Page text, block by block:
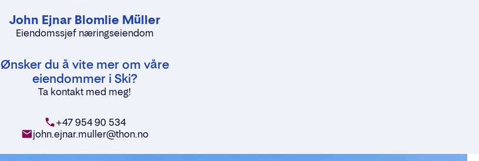
Ønsker du å vite mer om våre
eiendommer i Ski?
Ta kontakt med meg!
John Ejnar Blomlie Müller
Eiendomssjef næringseiendom
+47 954 90 534
john.ejnar.muller@thon.no